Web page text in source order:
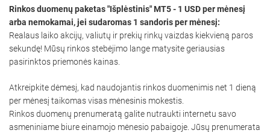
Rinkos duomenų paketas "Išplėstinis" MT5 - 1 USD per mėnesį
arba nemokamai, jei sudaromas 1 sandoris per mėnesį:
Realaus laiko akcijų, valiutų ir prekių rinkų vaizdas kiekvieną paros
sekundę! Mūsų rinkos stebėjimo lange matysite geriausias
pasirinktos priemonės kainas.
Atkreipkite dėmesį, kad naudojantis rinkos duomenimis net 1 dieną
per mėnesį taikomas visas mėnesinis mokestis.
Rinkos duomenų prenumeratą galite nutraukti internetu savo
asmeniniame biure einamojo mėnesio pabaigoje. Jūsų prenumerata